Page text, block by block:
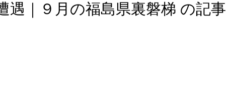
遇｜９月の福島県裏磐梯 の記事